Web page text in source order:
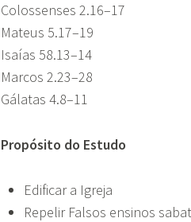
Colossenses 2.16–17
Mateus 5.17–19
Isaías 58.13–14
Marcos 2.23–28
Gálatas 4.8–11
Propósito do Estudo
Edificar a Igreja
Repelir Falsos ensinos